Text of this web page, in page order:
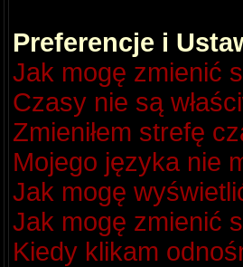
Preferencje i
Jak mogę zmienić
Czasy nie są
Zmieniłem strefę
Mojego języka nie
Jak mogę
Jak mogę zmienić
Kiedy klikam